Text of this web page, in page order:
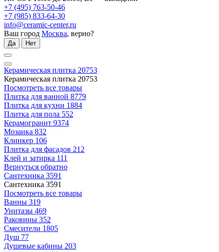
+7 (495) 763-50-46
+7 (985) 833-64-30
info@ceramic-center.ru
Ваш город Москва, верно?
Да Нет
Керамическая плитка 20753
Керамическая плитка 20753
Посмотреть все товары
Плитка для ванной 8779
Плитка для кухни 1884
Плитка для пола 552
Керамогранит 9374
Мозаика 832
Клинкер 106
Плитка для фасадов 212
Клей и затирка 111
Вернуться обратно
Сантехника 3591
Сантехника 3591
Посмотреть все товары
Ванны 319
Унитазы 469
Раковины 352
Смесители 1805
Душ 77
Душевые кабины 203